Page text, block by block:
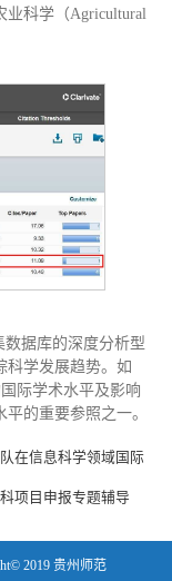
业科学（Agricultural
数据库的深度分析型
科学发展趋势。如
际学术水平及影响
的重要参照之一。
在信息科学领域国际
项目申报专题辅导
2019 贵州师范